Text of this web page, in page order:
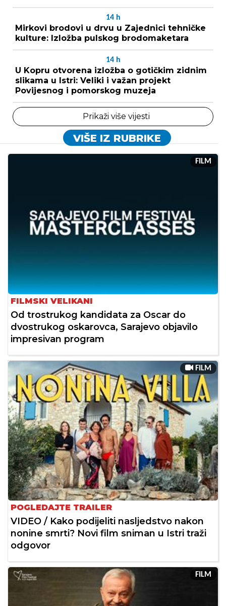
14 h
Mirkovi brodovi u drvu u Zajednici tehničke
kulture: Izložba pulskog brodomaketara
14 h
U Kopru otvorena izložba o gotičkim zidnim
slikama u Istri: Veliki i važan projekt
Povijesnog i pomorskog muzeja
Prikaži više vijesti
VIŠE IZ RUBRIKE
FILM
FILMSKI VELIKANI
Od trostrukog kandidata za Oscar do
dvostrukog oskarovca, Sarajevo objavilo
impresivan program
FILM
POGLEDAJTE TRAILER
VIDEO / Kako podijeliti nasljedstvo nakon
nonine smrti? Novi film sniman u Istri traži
odgovor
FILM